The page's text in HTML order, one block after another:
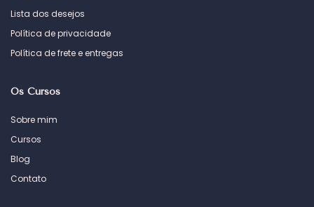
Lista dos desejos
Política de privacidade
Política de frete e entregas
Os Cursos
Sobre mim
Cursos
Blog
Contato